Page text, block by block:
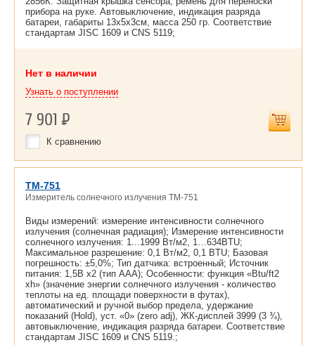
прибора на руке. Автовыключение, индикация разряда
батареи, габариты 13x5x3см, масса 250 гр. Соответствие
стандартам JISC 1609 и CNS 5119;
Нет в наличии
Узнать о поступлении
7 901Р
К сравнению
TM-751
Измеритель солнечного излучения TM-751
Виды измерений: измерение интенсивности солнечного
излучения (солнечная радиация); Измерение интенсивности
солнечного излучения: 1...1999 Вт/м2, 1…634BTU;
Максимальное разрешение: 0,1 Вт/м2, 0,1 BTU; Базовая
погрешность: ±5,0%; Тип датчика: встроенный; Источник
питания: 1,5В х2 (тип АAА); Особенности: функция «Btu/ft2
хh» (значение энергии солнечного излучения - количество
теплоты на ед. площади поверхности в футах),
автоматический и ручной выбор предела, удержание
показаний (Hold), уст. «0» (zero adj), ЖК-дисплей 3999 (3 ¾),
автовыключение, индикация разряда батареи. Соответствие
стандартам JISC 1609 и CNS 5119.;